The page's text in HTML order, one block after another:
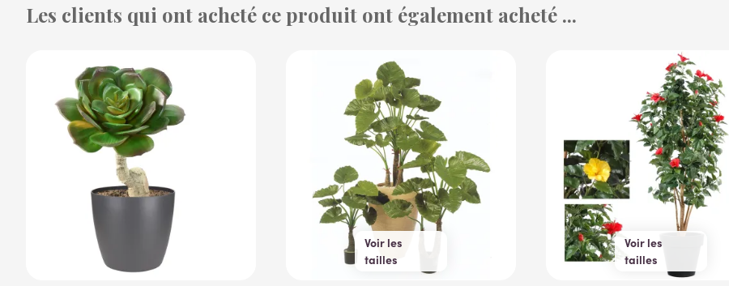
(1 avis)
(53 avis)
Les clients qui ont acheté ce produit ont également acheté ...
Voir les
tailles
100 cm
Voir les
tailles
150 cm